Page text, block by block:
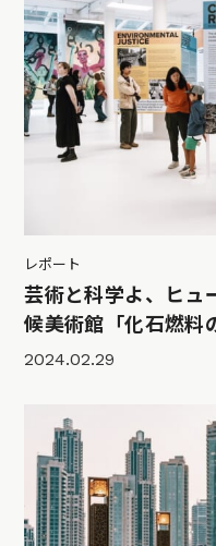
レポート
芸術と科学よ、ヒュ
候美術館「化石燃料
2024.02.29